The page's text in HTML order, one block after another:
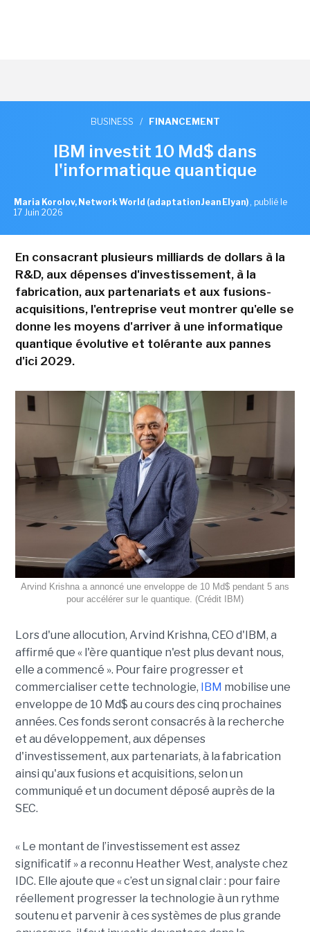
BUSINESS / FINANCEMENT
IBM investit 10 Md$ dans
l'informatique quantique
Maria Korolov, Network World (adaptation Jean Elyan) , publié le
17 Juin 2026
En consacrant plusieurs milliards de dollars à la
R&D, aux dépenses d'investissement, à la
fabrication, aux partenariats et aux fusions-
acquisitions, l'entreprise veut montrer qu'elle se
donne les moyens d'arriver à une informatique
quantique évolutive et tolérante aux pannes
d'ici 2029.
Arvind Krishna a annoncé une enveloppe de 10 Md$ pendant 5 ans
pour accélérer sur le quantique. (Crédit IBM)
Lors d'une allocution, Arvind Krishna, CEO d'IBM, a
affirmé que « l'ère quantique n'est plus devant nous,
elle a commencé ». Pour faire progresser et
commercialiser cette technologie, IBM mobilise une
enveloppe de 10 Md$ au cours des cinq prochaines
années. Ces fonds seront consacrés à la recherche
et au développement, aux dépenses
d'investissement, aux partenariats, à la fabrication
ainsi qu'aux fusions et acquisitions, selon un
communiqué et un document déposé auprès de la
SEC.
« Le montant de l’investissement est assez
significatif » a reconnu Heather West, analyste chez
IDC. Elle ajoute que « c’est un signal clair : pour faire
réellement progresser la technologie à un rythme
soutenu et parvenir à ces systèmes de plus grande